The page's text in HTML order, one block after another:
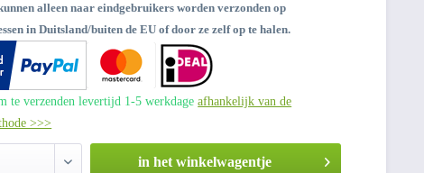
alleen naar eindgebruikers worden verzonden op
in Duitsland/buiten de EU of door ze zelf op te halen.
te verzenden levertijd 1-5 werkdageafhankelijk van de
>>>
in het winkelwagentje